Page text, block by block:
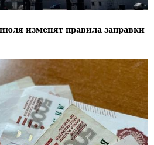
изменят правила заправки